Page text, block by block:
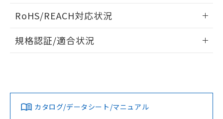
ドすることができます。
ログイン/会員登録
ダウンロードデータをご利用いただく前に、以下を必ずお読
みください。
ソフトウェアの使用条件
RoHS/REACH対応状況
EU RoHS 注意事項・凡例
対応済み
規格認証/適合状況
カタログ/データシート/マニュアル
ものではありません。
また、RoHS指令のフタル酸エステル類４
物質の対応では、対応完了までの期間は出
荷製品に未対応品が混在することから備考
欄に対応日を記載しておりました。